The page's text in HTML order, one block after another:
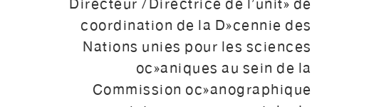
coordination de la Décennie des
Nations unies pour les sciences
océaniques au sein de la
Commission océanographique